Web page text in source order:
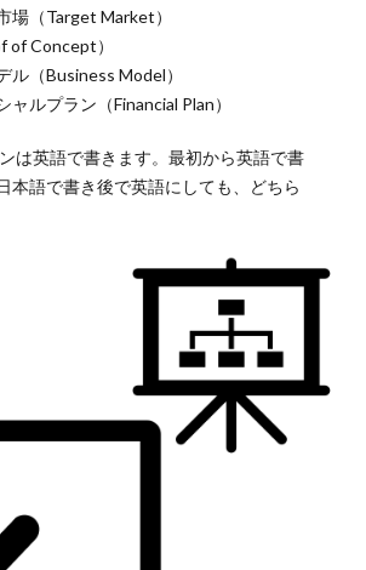
場（Target Market）
of Concept）
ル（Business Model）
ャルプラン（Financial Plan）
は英語で書きます。最初から英語で書
本語で書き後で英語にしても、どちら